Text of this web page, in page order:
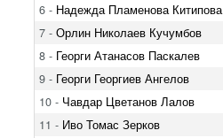
6 - Надежда Пламенова Китипова
7 - Орлин Николаев Кучумбов
8 - Георги Атанасов Паскалев
9 - Георги Георгиев Ангелов
10 - Чавдар Цветанов Лалов
11 - Иво Томас Зерков